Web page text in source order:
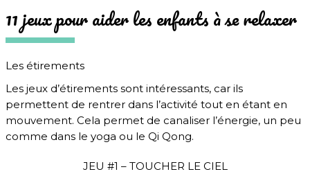
11 jeux pour aider les enfants à se relaxer
Les étirements
Les jeux d’étirements sont intéressants, car ils
permettent de rentrer dans l’activité tout en étant en
mouvement. Cela permet de canaliser l’énergie, un peu
comme dans le yoga ou le Qi Qong.
JEU #1 – TOUCHER LE CIEL